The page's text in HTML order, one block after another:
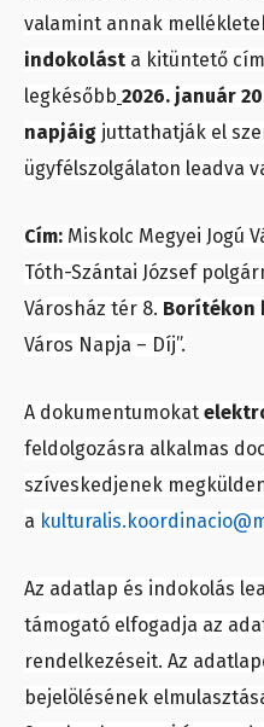
valamint annak
indokolást a kitüntető
legkésőbb 2026. január
napjáig juttathatják el
ügyfélszolgálaton leadva
Cím: Miskolc Megyei Jogú
Tóth-Szántai József
Városház tér 8. Borítékon
Város Napja – Díj”.
A dokumentumokat
feldolgozásra alkalmas
szíveskedjenek
a
Az adatlap és indokolás
támogató elfogadja az
rendelkezéseit. Az
bejelölésének